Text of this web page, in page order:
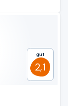
Gut
2,1